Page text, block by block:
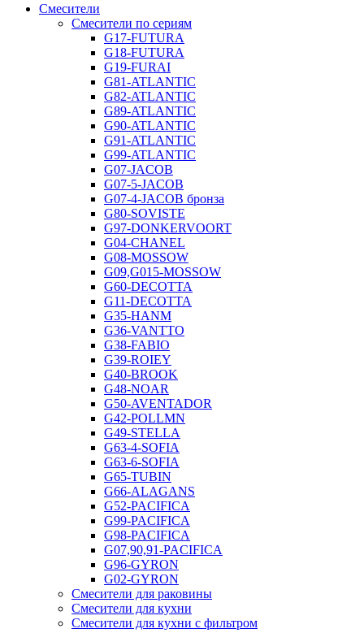
Смесители
Смесители по сериям
G17-FUTURA
G18-FUTURA
G19-FURAI
G81-ATLANTIC
G82-ATLANTIC
G89-ATLANTIC
G90-ATLANTIC
G91-ATLANTIC
G99-ATLANTIC
G07-JACOB
G07-5-JACOB
G07-4-JACOB бронза
G80-SOVISTE
G97-DONKERVOORT
G04-CHANEL
G08-MOSSOW
G09,G015-MOSSOW
G60-DECOTTA
G11-DECOTTA
G35-HANM
G36-VANTTO
G38-FABIO
G39-ROIEY
G40-BROOK
G48-NOAR
G50-AVENTADOR
G42-POLLMN
G49-STELLA
G63-4-SOFIA
G63-6-SOFIA
G65-TUBIN
G66-ALAGANS
G52-PACIFICA
G99-PACIFICA
G98-PACIFICA
G07,90,91-PACIFICA
G96-GYRON
G02-GYRON
Смесители для раковины
Смесители для кухни
Смесители для кухни с фильтром